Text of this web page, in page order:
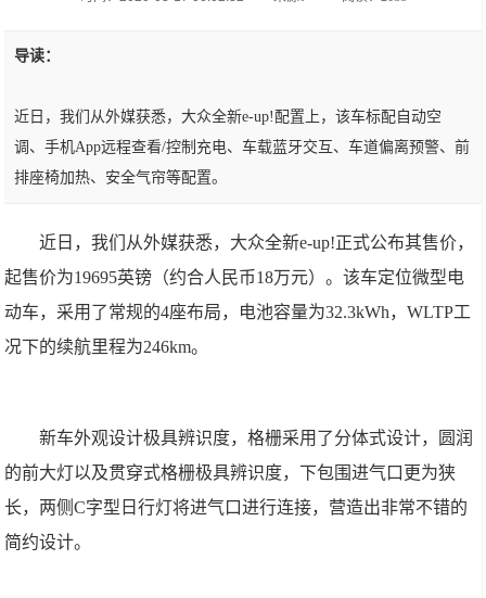
导读：
近日，我们从外媒获悉，大众全新e-up!配置上，该车标配自动空
调、手机App远程查看/控制充电、车载蓝牙交互、车道偏离预警、前
排座椅加热、安全气帘等配置。
近日，我们从外媒获悉，大众全新e-up!正式公布其售价，
起售价为19695英镑（约合人民币18万元）。该车定位微型电
动车，采用了常规的4座布局，电池容量为32.3kWh，WLTP工
况下的续航里程为246km。
新车外观设计极具辨识度，格栅采用了分体式设计，圆润
的前大灯以及贯穿式格栅极具辨识度，下包围进气口更为狭
长，两侧C字型日行灯将进气口进行连接，营造出非常不错的
简约设计。